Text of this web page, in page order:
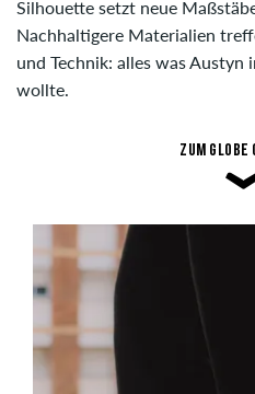
Silhouette setzt neue
Nachhaltigere Materialien
und Technik: alles was Austyn
wollte.
Zum